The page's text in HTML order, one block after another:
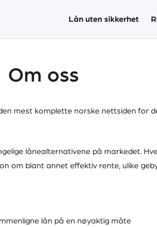
Lån uten sikkerhet
Om oss
mest komplette norske nettsiden for
lånealternativene på markedet.
om blant annet effektiv rente, ulike
lån på en nøyaktig måte